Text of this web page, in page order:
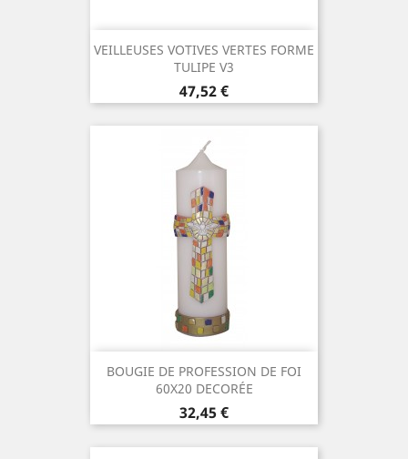
VEILLEUSES VOTIVES VERTES FORME
TULIPE V3
Prix
47,52 €
BOUGIE DE PROFESSION DE FOI
60X20 DECORÉE
Prix
32,45 €